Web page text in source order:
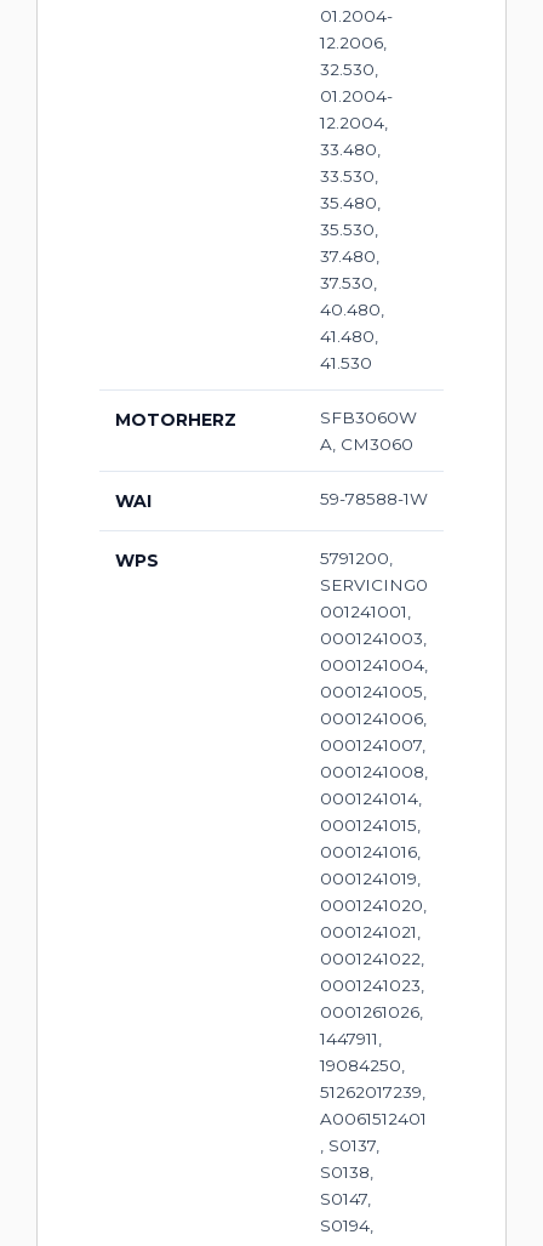
01.2004-
12.2006,
32.530,
01.2004-
12.2004,
33.480,
33.530,
35.480,
35.530,
37.480,
37.530,
40.480,
41.480,
41.530
MOTORHERZ
SFB3060W
A, CM3060
WAI 59-78588-1W
WPS
5791200,
SERVICING0
001241001,
0001241003,
0001241004,
0001241005,
0001241006,
0001241007,
0001241008,
0001241014,
0001241015,
0001241016,
0001241019,
0001241020,
0001241021,
0001241022,
0001241023,
0001261026,
1447911,
19084250,
51262017239,
A0061512401
, S0137,
S0138,
S0147,
S0194,